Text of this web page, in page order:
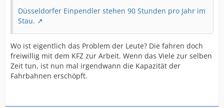
Düsseldorfer Einpendler stehen 90 Stunden pro Jahr im
Stau.
Wo ist eigentlich das Problem der Leute? Die fahren doch
freiwillig mit dem KFZ zur Arbeit. Wenn das Viele zur selben
Zeit tun, ist nun mal irgendwann die Kapazität der
Fahrbahnen erschöpft.